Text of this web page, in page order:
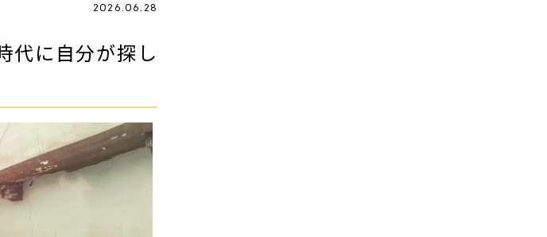
2026.06.28
代に自分が探し